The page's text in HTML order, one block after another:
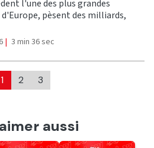
l'une des plus grandes
pèsent des milliards,
| 3 min 36 sec
1 2 3
aussi